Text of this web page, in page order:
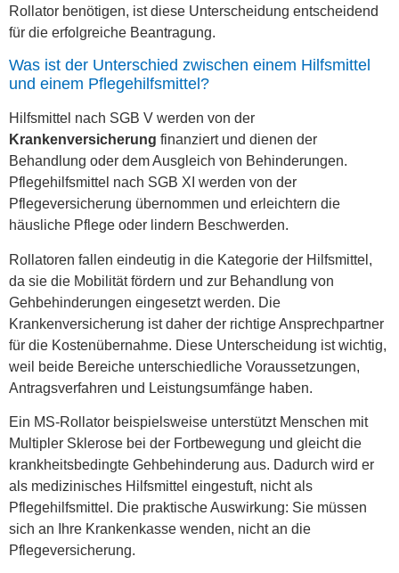
Rollator benötigen, ist diese Unterscheidung entscheidend
für die erfolgreiche Beantragung.
Was ist der Unterschied zwischen einem Hilfsmittel
und einem Pflegehilfsmittel?
Hilfsmittel nach SGB V werden von der
Krankenversicherung finanziert und dienen der
Behandlung oder dem Ausgleich von Behinderungen.
Pflegehilfsmittel nach SGB XI werden von der
Pflegeversicherung übernommen und erleichtern die
häusliche Pflege oder lindern Beschwerden.
Rollatoren fallen eindeutig in die Kategorie der Hilfsmittel,
da sie die Mobilität fördern und zur Behandlung von
Gehbehinderungen eingesetzt werden. Die
Krankenversicherung ist daher der richtige Ansprechpartner
für die Kostenübernahme. Diese Unterscheidung ist wichtig,
weil beide Bereiche unterschiedliche Voraussetzungen,
Antragsverfahren und Leistungsumfänge haben.
Ein MS-Rollator beispielsweise unterstützt Menschen mit
Multipler Sklerose bei der Fortbewegung und gleicht die
krankheitsbedingte Gehbehinderung aus. Dadurch wird er
als medizinisches Hilfsmittel eingestuft, nicht als
Pflegehilfsmittel. Die praktische Auswirkung: Sie müssen
sich an Ihre Krankenkasse wenden, nicht an die
Pflegeversicherung.